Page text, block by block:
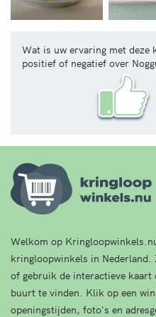
Wat is uw ervaring met deze
positief of negatief over
Welkom op
kringloopwinkels in Nederland.
of gebruik de interactieve
buurt te vinden. Klik op een
openingstijden, foto's en